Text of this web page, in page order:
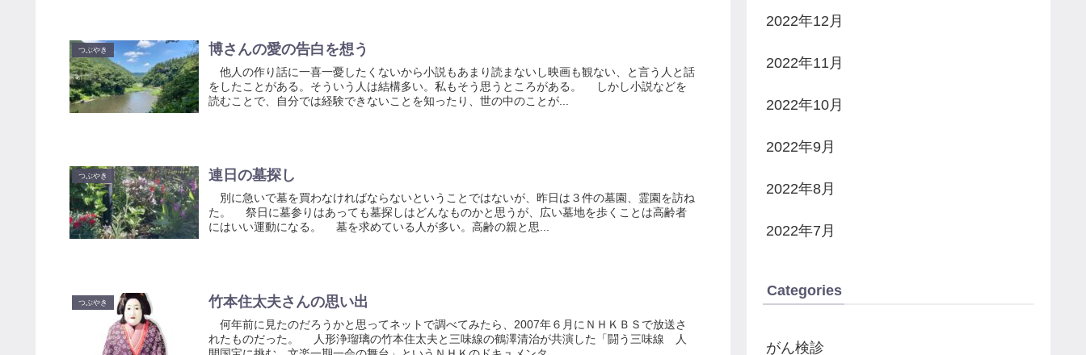
つぶやき 博さんの愛の告白を想う
他人の作り話に一喜一憂したくないから小説もあまり読まないし映画も観ない、と言う人と話
をしたことがある。そういう人は結構多い。私もそう思うところがある。 しかし小説などを
読むことで、自分では経験できないことを知ったり、世の中のことが...
つぶやき 連日の墓探し
別に急いで墓を買わなければならないということではないが、昨日は３件の墓園、霊園を訪ね
た。 祭日に墓参りはあっても墓探しはどんなものかと思うが、広い墓地を歩くことは高齢者
にはいい運動になる。 墓を求めている人が多い。高齢の親と思...
つぶやき 竹本住太夫さんの思い出
何年前に見たのだろうかと思ってネットで調べてみたら、2007年６月にＮＨＫＢＳで放送さ
れたものだった。 人形浄瑠璃の竹本住太夫と三味線の鶴澤清治が共演した「闘う三味線 人
2022年12月
2022年11月
2022年10月
2022年9月
2022年8月
2022年7月
Categories
がん検診